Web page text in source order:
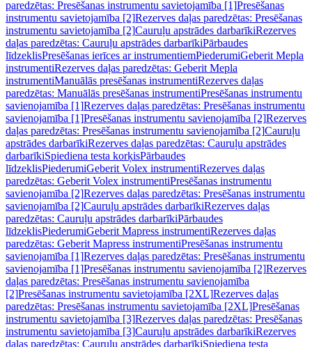
paredzētas: Presēšanas instrumentu savietojamība [1]Presēšanas
instrumentu savietojamība [2]Rezerves daļas paredzētas: Presēšanas
instrumentu savietojamība [2]Cauruļu apstrādes darbarīkiRezerves
daļas paredzētas: Cauruļu apstrādes darbarīkiPārbaudes
līdzeklisPresēšanas ierīces ar instrumentiemPiederumiGeberit Mepla
instrumentiRezerves daļas paredzētas: Geberit Mepla
instrumentiManuālās presēšanas instrumentiRezerves daļas
paredzētas: Manuālās presēšanas instrumentiPresēšanas instrumentu
savienojamība [1]Rezerves daļas paredzētas: Presēšanas instrumentu
savienojamība [1]Presēšanas instrumentu savienojamība [2]Rezerves
daļas paredzētas: Presēšanas instrumentu savienojamība [2]Cauruļu
apstrādes darbarīkiRezerves daļas paredzētas: Cauruļu apstrādes
darbarīkiSpiediena testa korķisPārbaudes
līdzeklisPiederumiGeberit Volex instrumentiRezerves daļas
paredzētas: Geberit Volex instrumentiPresēšanas instrumentu
savienojamība [2]Rezerves daļas paredzētas: Presēšanas instrumentu
savienojamība [2]Cauruļu apstrādes darbarīkiRezerves daļas
paredzētas: Cauruļu apstrādes darbarīkiPārbaudes
līdzeklisPiederumiGeberit Mapress instrumentiRezerves daļas
paredzētas: Geberit Mapress instrumentiPresēšanas instrumentu
savienojamība [1]Rezerves daļas paredzētas: Presēšanas instrumentu
savienojamība [1]Presēšanas instrumentu savienojamība [2]Rezerves
daļas paredzētas: Presēšanas instrumentu savienojamība
[2]Presēšanas instrumentu savietojamība [2XL]Rezerves daļas
paredzētas: Presēšanas instrumentu savietojamība [2XL]Presēšanas
instrumentu savietojamība [3]Rezerves daļas paredzētas: Presēšanas
instrumentu savietojamība [3]Cauruļu apstrādes darbarīkiRezerves
daļas paredzētas: Cauruļu apstrādes darbarīkiSpiediena testa